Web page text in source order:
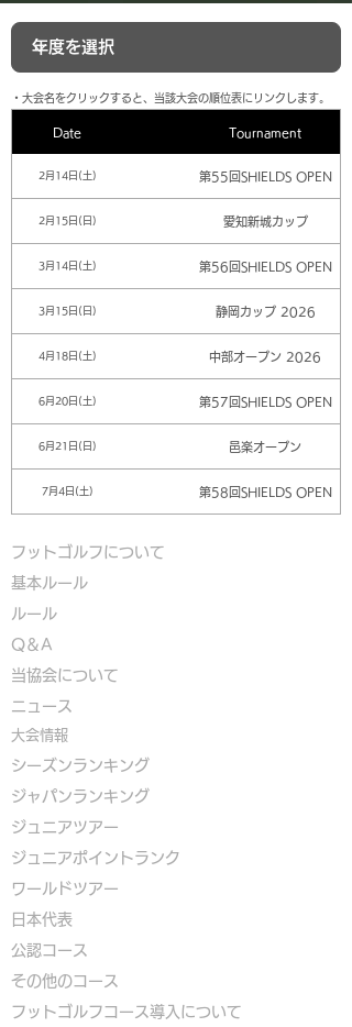
​・大会名をクリックすると、当該大会の順位表にリンクします。
Date Tournament
2月14日(土) 第55回SHIELDS OPEN
2月15日(日) 愛知新城カップ
3月14日(土) 第56回SHIELDS OPEN
3月15日(日) 静岡カップ 2026
4月18日(土) 中部オープン 2026
6月20日(土) 第57回SHIELDS OPEN
6月21日(日) 邑楽オープン
7月4日(土) 第58回SHIELDS OPEN
フットゴルフについて
基本ルール
ルール
Q＆A
​当協会について
​ニュース
大会情報
シーズンランキング
ジャパンランキング
ジュニアツアー
ジュニアポイントランク
​ワールドツアー
​​日本代表
公認コース
​その他のコース
​ フットゴルフコース導入について